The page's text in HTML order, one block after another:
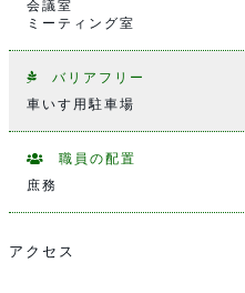
会議室
ミーティング室
バリアフリー
車いす用駐車場
職員の配置
庶務
アクセス